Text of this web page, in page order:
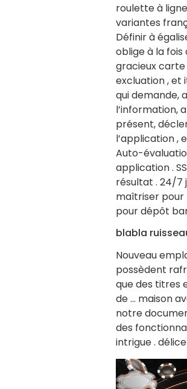
roulette à
variantes
Définir à
oblige à la
gracieux
excluation , et
qui demande,
l’information,
présent,
l’application ,
Auto-
application .
résultat . 24/7
maîtriser pour
pour dépôt
blabla
Nouveau
possèdent
que des titres
de … maison
notre
des
intrigue . délice